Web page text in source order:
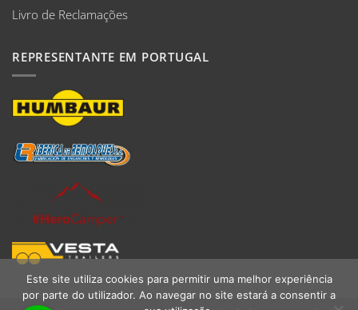
Livro de Reclamações
REPRESENTANTE EM PORTUGAL
Este site utiliza cookies para permitir uma melhor experiência
por parte do utilizador. Ao navegar no site estará a consentir a